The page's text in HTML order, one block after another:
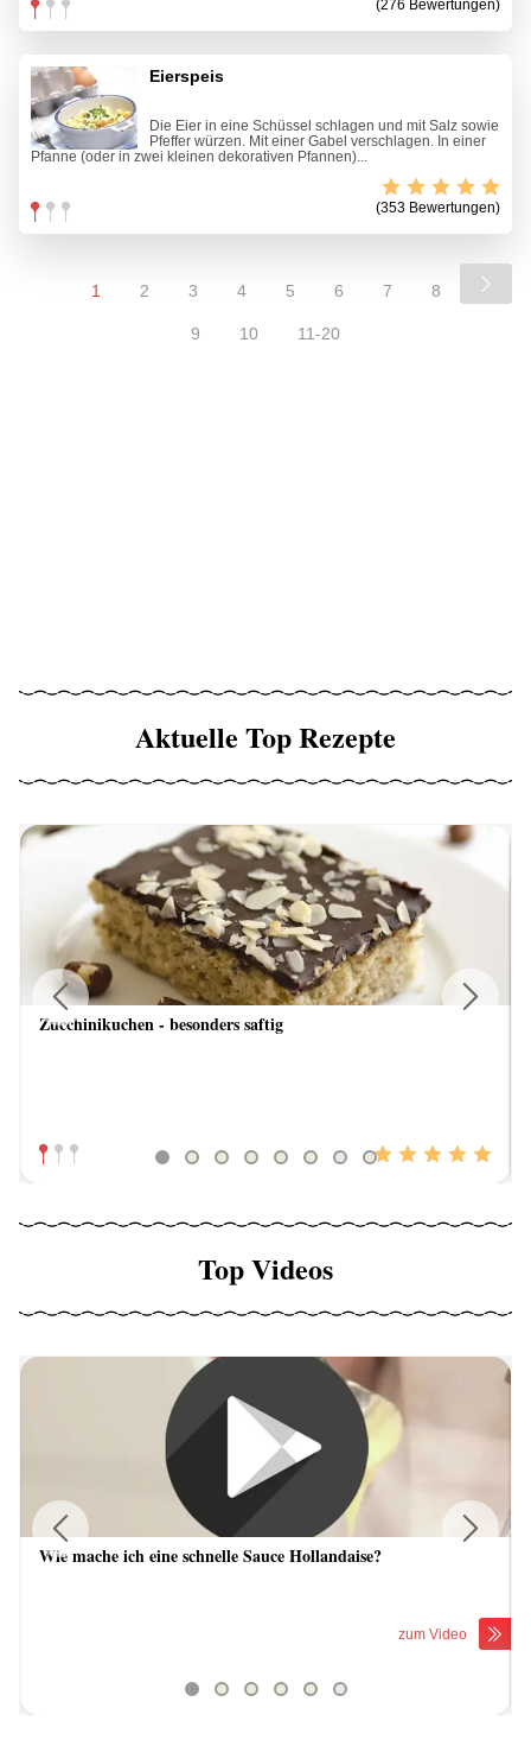
(276 Bewertungen)
Eierspeis
Die Eier in eine Schüssel schlagen und mit Salz sowie
Pfeffer würzen. Mit einer Gabel verschlagen. In einer
Pfanne (oder in zwei kleinen dekorativen Pfannen)...
(353 Bewertungen)
1 2 3 4 5 6 7 8
9 10 11-20
Aktuelle Top Rezepte
Zucchinikuchen - besonders saftig
Previous
Top Videos
Wie mache ich eine schnelle Sauce Hollandaise?
zum Video
Previous